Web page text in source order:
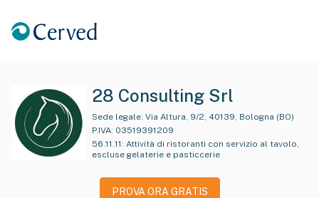
28 Consulting Srl
Sede legale: Via Altura, 9/2, 40139, Bologna (BO)
P.IVA: 03519391209
56.11.11 : Attività di ristoranti con servizio al tavolo,
escluse gelaterie e pasticcerie
PROVA ORA GRATIS